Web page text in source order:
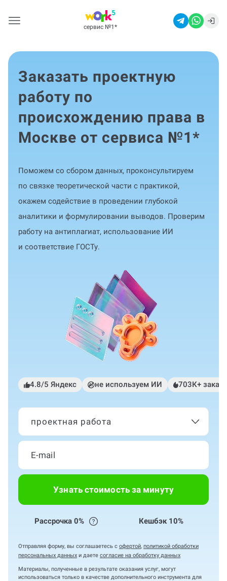
сервис №1 *
Заказать проектную
работу по
происхождению права в
Москве от сервиса №1*
Поможем со сбором данных, проконсультируем
по связке теоретической части с практикой,
окажем содействие в проведении глубокой
аналитики и формулировании выводов. Проверим
работу на антиплагиат, использование ИИ
и соответствие ГОСТу.
4.8/5 Яндекс не используем ИИ 703К+
проектная работа
Узнать стоимость за минуту
Рассрочка 0% Кешбэк 10%
Отправляя форму, вы соглашаетесь с офертой, политикой обработки
персональных данных и даете согласие на обработку данных
Материалы, полученные в результате оказания услуг, могут
использоваться только в качестве дополнительного инструмента для